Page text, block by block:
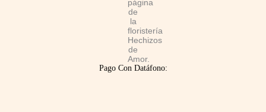
Pago Con Datáfono: